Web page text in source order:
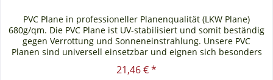
PVC Plane in professioneller Planenqualität (LKW Plane)
680g/qm. Die PVC Plane ist UV-stabilisiert und somit beständig
gegen Verrottung und Sonneneinstrahlung. Unsere PVC
Planen sind universell einsetzbar und eignen sich besonders
als Carportplane, Balkonabtrennung, Abdeckplane für
Brennholz, Sandkastenabdeckung oder für Ihren Anhänger.
21,46 € *